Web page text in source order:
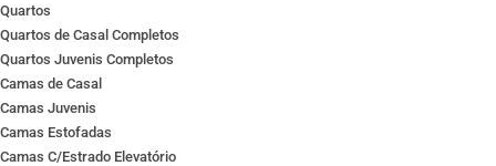
Quartos
Quartos de Casal Completos
Quartos Juvenis Completos
Camas de Casal
Camas Juvenis
Camas Estofadas
Camas C/Estrado Elevatório